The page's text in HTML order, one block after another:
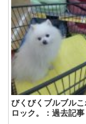
びくびくブルブルこ
ロック。：過去記事